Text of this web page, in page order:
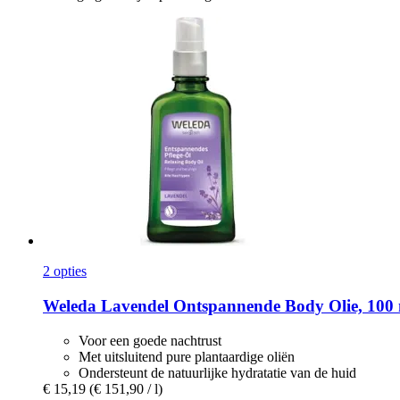
2 opties
Weleda Lavendel Ontspannende Body Olie, 100
Voor een goede nachtrust
Met uitsluitend pure plantaardige oliën
Ondersteunt de natuurlijke hydratatie van de huid
€ 15,19 (€ 151,90 / l)